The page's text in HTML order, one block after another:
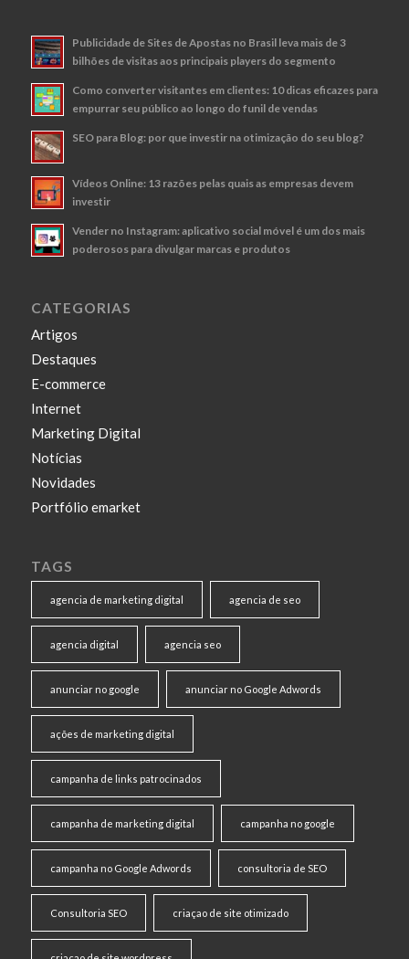
Publicidade de Sites de Apostas no Brasil leva mais de 3
bilhões de visitas aos principais players do segmento
Como converter visitantes em clientes: 10 dicas eficazes para
empurrar seu público ao longo do funil de vendas
SEO para Blog: por que investir na otimização do seu blog?
Vídeos Online: 13 razões pelas quais as empresas devem
investir
Vender no Instagram: aplicativo social móvel é um dos mais
poderosos para divulgar marcas e produtos
CATEGORIAS
Artigos
Destaques
E-commerce
Internet
Marketing Digital
Notícias
Novidades
Portfólio emarket
TAGS
agencia de marketing digital agencia de seo
agencia digital agencia seo
anunciar no google anunciar no Google Adwords
ações de marketing digital
campanha de links patrocinados
campanha de marketing digital campanha no google
campanha no Google Adwords consultoria de SEO
Consultoria SEO criaçao de site otimizado